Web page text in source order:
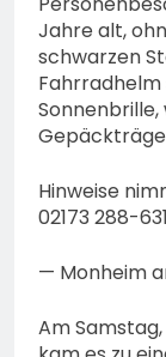
Jahre alt,
schwarzen
Fahrradhelm
Hinweise
02173 288-
— Monheim
Am